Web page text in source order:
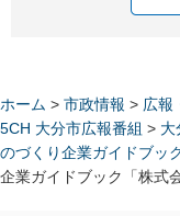
ホーム > 市政情報 > 広報
5CH 大分市広報番組 > 大
のづくり企業ガイドブッ
企業ガイドブック「株式